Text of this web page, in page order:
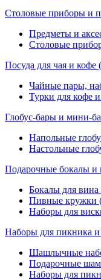
Столовые приборы и
Предметы и
Столовые
Посуда для чая и кофе
Чайные пары,
Турки для кофе
Глобус-бары и мини-
Напольные
Настольные
Подарочные бокалы и
Бокалы для
Пивные кружки
Наборы для
Наборы для пикника
Шашлычные
Подарочные
Наборы для